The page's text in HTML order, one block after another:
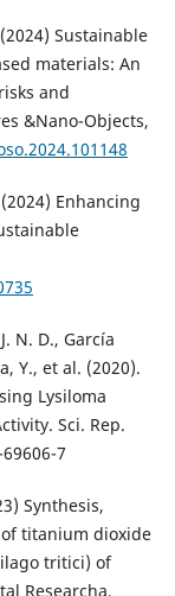
Sustainable
materials: An
and
&Nano-Objects,
Enhancing
N. D., García
Y., et al. (2020).
Lysiloma
Sci. Rep.
7
Synthesis,
titanium dioxide
tritici) of
Researcha,